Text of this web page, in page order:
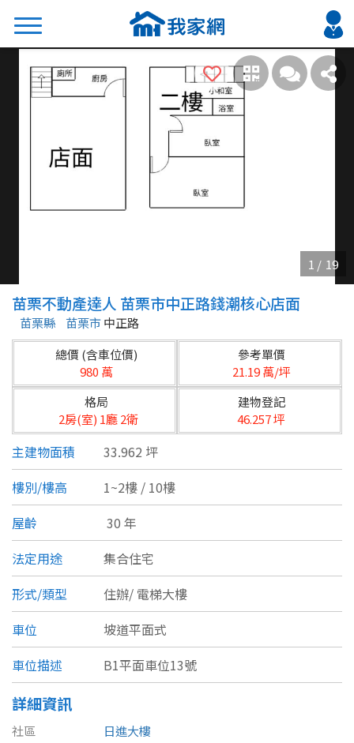
搜尋
熱門關鍵字
2026 新北降價好屋限量釋出
2026 台中降價好屋限量釋出
2026 台南降價好屋限量釋出
縣市
不限
台北市
基隆市
新北市
宜蘭縣
桃園市
新竹市
新竹縣
苗栗縣
台中市
彰化縣
類型(可複選)
公寓
別墅 透天厝
農舍 辦公
坪數
苗栗不動產達人 苗栗市中正路錢潮核心店面
苗栗縣 苗栗市中正路
總價 (含車位價)
980 萬
參考單價
21.19 萬/坪
格局
2房(室) 1廳 2衛
建物登記
46.257 坪
主建物面積
33.962 坪
樓別/樓高
1~2樓 / 10樓
屋齡
30 年
法定用途
集合住宅
形式/類型
住辦/ 電梯大樓
車位
坡道平面式
車位描述
B1平面車位13號
詳細資訊
社區
日進大樓